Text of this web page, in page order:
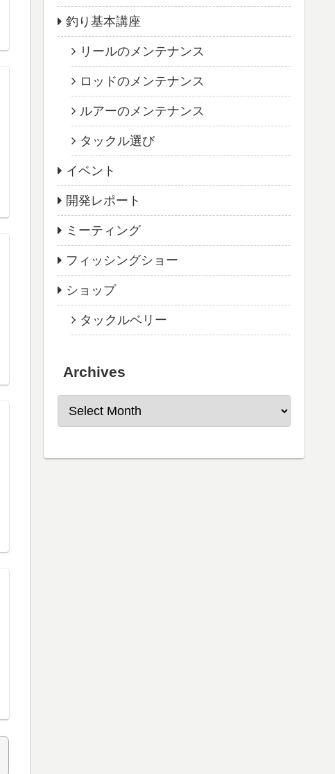
釣り基本講座
リールのメンテナンス
ロッドのメンテナンス
ルアーのメンテナンス
タックル選び
イベント
開発レポート
ミーティング
フィッシングショー
ショップ
タックルベリー
Archives